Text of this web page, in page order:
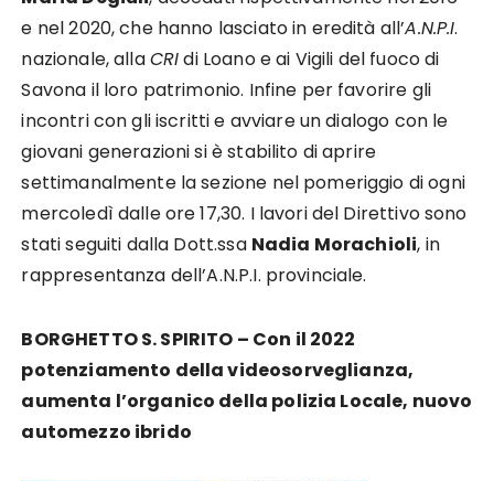
e nel 2020, che hanno lasciato in eredità all’A.N.P.I.
nazionale, allaCRIdi Loano e ai Vigili del fuoco di
Savona il loro patrimonio. Infine per favorire gli
incontri con gli iscritti e avviare un dialogo con le
giovani generazioni si è stabilito di aprire
settimanalmente la sezione nel pomeriggio di ogni
mercoledì dalle ore 17,30. I lavori del Direttivo sono
stati seguiti dalla Dott.ssa Nadia Morachioli, in
rappresentanza dell’A.N.P.I. provinciale.
BORGHETTO S. SPIRITO – Con il 2022
potenziamento della videosorveglianza,
aumenta l’organico della polizia Locale, nuovo
automezzo ibrido